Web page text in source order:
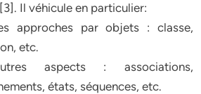
Il véhicule en particulier:
approches par objets : classe,
etc.
aspects : associations,
états, séquences, etc.